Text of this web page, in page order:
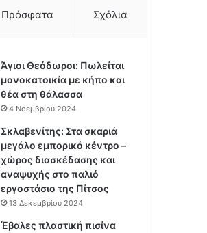
Πρόσφατα Σχόλια
Άγιοι Θεόδωροι: Πωλείται
μονοκατοικία με κήπο και
θέα στη θάλασσα
4 Νοεμβρίου 2024
Σκλαβενίτης: Στα σκαριά
μεγάλο εμπορικό κέντρο –
χώρος διασκέδασης και
αναψυχής στο παλιό
εργοστάσιο της Πίτσος
13 Δεκεμβρίου 2024
Έβαλες πλαστική πισίνα